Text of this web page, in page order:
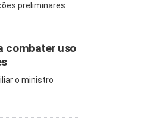
preliminares
combater uso
o ministro